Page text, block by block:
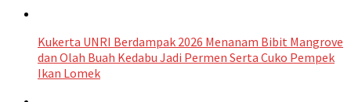
Kukerta UNRI Berdampak 2026 Menanam Bibit Mangrove
dan Olah Buah Kedabu Jadi Permen Serta Cuko Pempek
Ikan Lomek